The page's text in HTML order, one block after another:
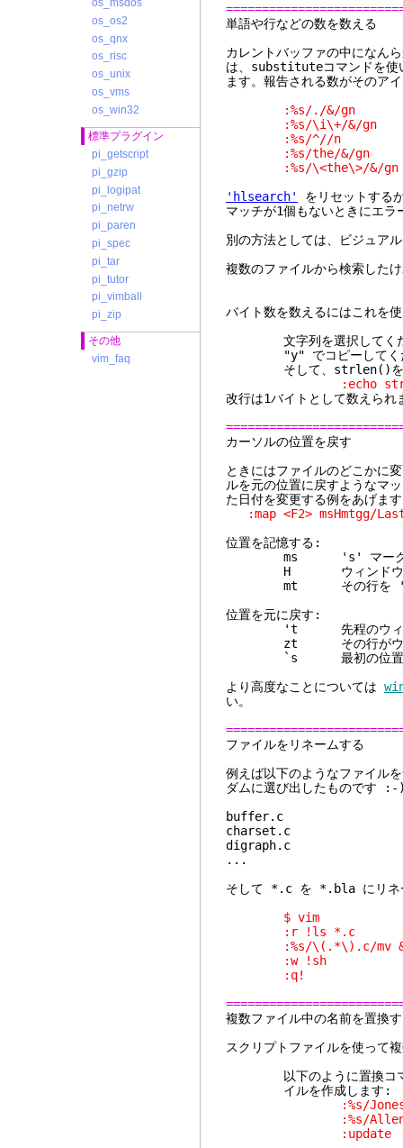
os_msdos
os_os2
os_qnx
os_risc
os_unix
os_vms
os_win32
標準プラグイン
pi_getscript
pi_gzip
pi_logipat
pi_netrw
pi_paren
pi_spec
pi_tar
pi_tutor
pi_vimball
pi_zip
その他
vim_faq
単語や行な
カレントバッファの中になん
は、substituteコマンドを使
ます。報告される数がそのア
:%s/./&/gn
:%s/\i\+/&/
:%s/^//
:%s/the/&/gn
:%s/\<the\>/&/
'hlsearch'
をリセットする
マッチが1個もないときにエ
別の方法としては、ビジュア
複数のファイルから検索した
バイト数を数えるにはこれを
文字列を選択してくだ
"y" でコピーしてく
そして、strlen()を使
:echo
改行は1バイトとして数えられ
カーソル
ときにはファイルのどこかに
ルを元の位置に戻すようなマ
た日付を変更する例をあげま
:map <F2> msHmtgg/
位置を記憶する:
ms 's' マークにカー
H ウィンドウに表示
mt その行を 't' マ
位置を元に戻す:
't 先程のウィンドウに
zt その行がウィンドウ
`s 最初の位置に
より高度なことについては
い。
ファイル
例えば以下のようなファイル
ダムに選び出したものです
buffer.c
charset.c
digraph.c
...
そして *.c を *.bla にリネー
$ vim
:r !ls *.c
:%s/\(.*\).c/mv &
:w !sh
:q!
複数ファイル
スクリプトファイルを使って
以下のように置換コマ
イルを作成します:
:%s/Jones/
:%s/Allen/
:update